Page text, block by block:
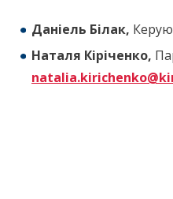
Даніель Білак,
Наталя Кіріченко,